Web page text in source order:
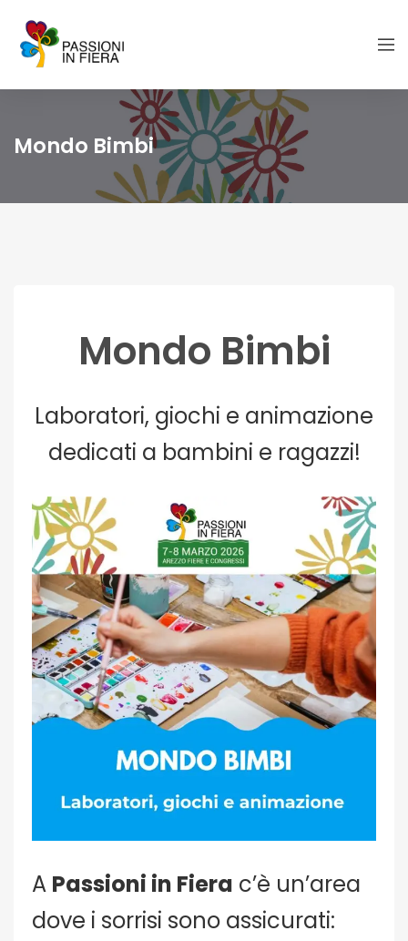
Mondo Bimbi
Mondo Bimbi
Laboratori, giochi e animazione
dedicati a bambini e ragazzi!
A Passioni in Fiera c’è un’area
dove i sorrisi sono assicurati: